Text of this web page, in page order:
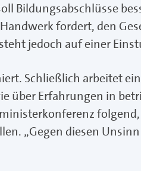
Bildungsabschlüsse
fordert, den
jedoch auf einer
Schließlich arbeitet
über Erfahrungen in
„Gegen diesen